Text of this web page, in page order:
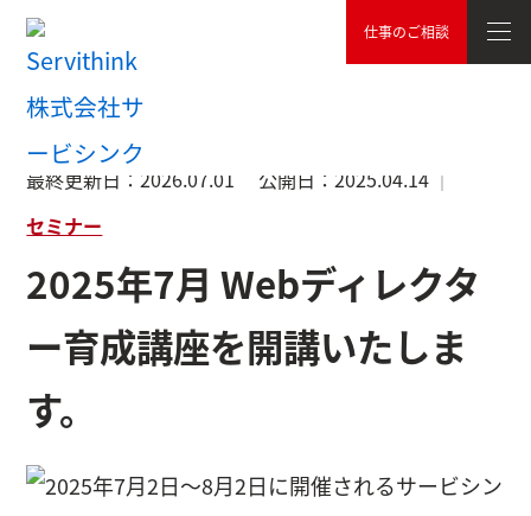
仕事のご相談
TOP お知らせ
最終更新日：2026.07.01 公開日：2025.04.14
セミナー
2025年7月 Webディレクタ
ー育成講座を開講いたしま
す。